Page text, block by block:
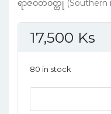
ရာဇဝတ်ဝတ္ထု (Southern
17,500 Ks
80 in stock
Wasteland